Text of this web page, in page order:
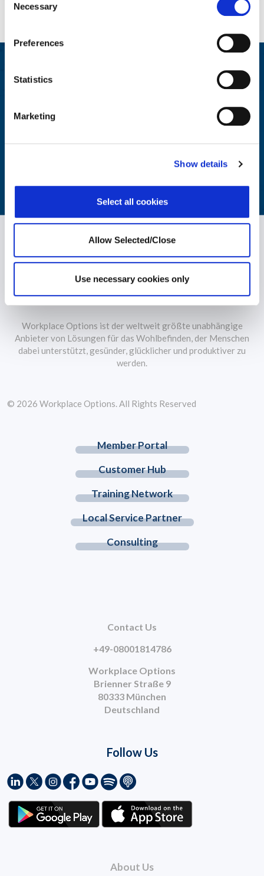
Selection
Necessary
Preferences
Statistics
Marketing
Show details
Select all cookies
Allow Selected/Close
Use necessary cookies only
Integrierte Berichterstattung zum
Aggregierte Berichte mit umsetzbaren Metriken ermöglichen
Belegschaft.
Workplace Options ist der weltweit größte unabhängige
Anbieter von Lösungen für das Wohlbefinden, der Menschen
dabei unterstützt, gesünder, glücklicher und produktiver zu
werden.
About Us
Member Portal
Customer Hub
Training Network
Local Service Partner
Consulting
Contact Us
+49-08001814786
Workplace Options
Brienner Straße 9
80333 München
Deutschland
Follow Us
© 2026 Workplace Options. All Rights Reserved